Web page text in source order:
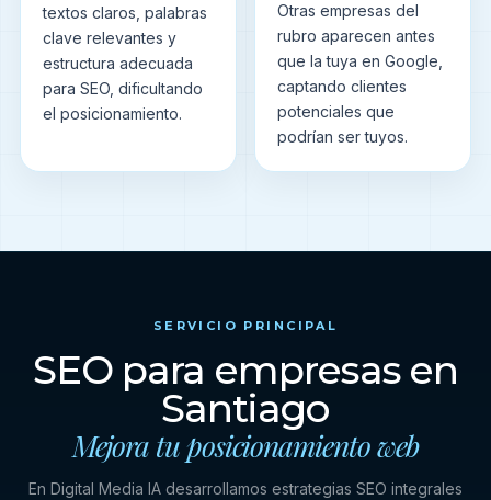
textos claros, palabras
clave relevantes y
estructura adecuada
para SEO, dificultando
el posicionamiento.
Otras empresas del
rubro aparecen antes
que la tuya en Google,
captando clientes
potenciales que
podrían ser tuyos.
SERVICIO PRINCIPAL
SEO para empresas en
Santiago
Mejora tu posicionamiento web
En Digital Media IA desarrollamos estrategias SEO integrales